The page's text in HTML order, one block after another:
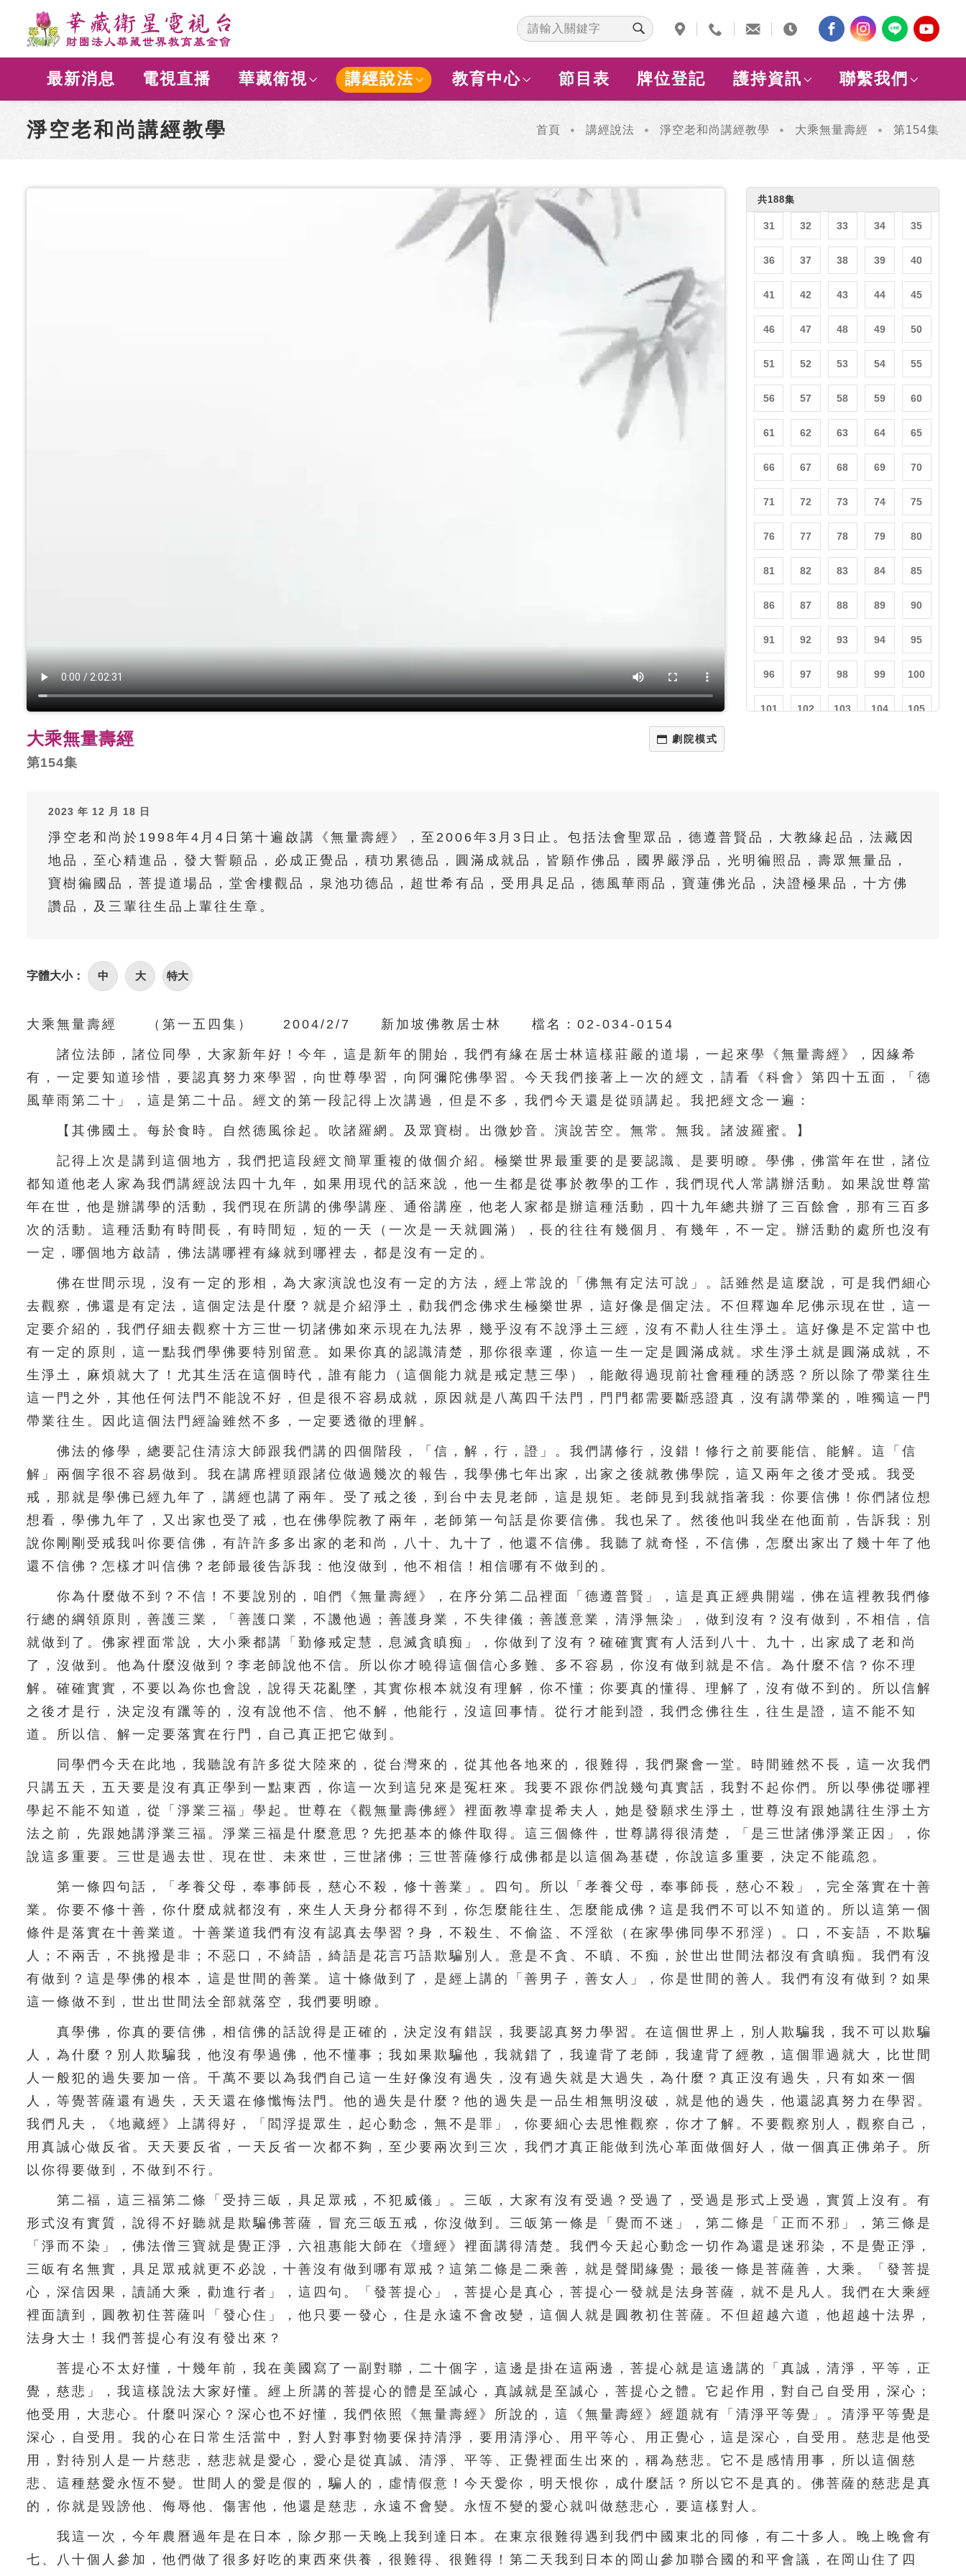
最新消息 電視直播 華藏衛視 講經說法 教育中心 節目表 牌位登記 護持資訊 聯繫我們
淨空老和尚講經教學 首頁 講經說法 淨空老和尚講經教學 大乘無量壽經 第154集
大乘無量壽經
第154集
共188集
3 5
11 12 13 14
16 17 18
31 32 33 34 35
36 37 38 39 40
41 42 43 44 45
46 47 48 49 50
51 52 53 54 55
56 57 58 59 60
61 62 63 64 65
66 67 68 69 70
71 72 73 74 75
76 77 78 79 80
81 82 83 84 85
86 87 88 89 90
91 92 93 94 95
96 97 98 99 100
101 102 103 104 105
121 122 123 124 125
126 127 128 129
151 152 153 154 155
161 162
166 167 168 169 170
171 172 173 174 175
176 177 178 179 180
2023 年 12 月 18 日
淨空老和尚於1998年4月4日第十遍啟講《無量壽經》，至2006年3月3日止。包括法會聖眾品，德遵普賢品，大教緣起品，法藏因
地品，至心精進品，發大誓願品，必成正覺品，積功累德品，圓滿成就品，皆願作佛品，國界嚴淨品，光明徧照品，壽眾無量品，
寶樹徧國品，菩提道場品，堂舍樓觀品，泉池功德品，超世希有品，受用具足品，德風華雨品，寶蓮佛光品，決證極果品，十方佛
讚品，及三輩往生品上輩往生章。
字體大小： 中 大 特大
大乘無量壽經 （第一五四集） 2004/2/7 新加坡佛教居士林 檔名：02-034-0154
諸位法師，諸位同學，大家新年好！今年，這是新年的開始，我們有緣在居士林這樣莊嚴的道場，一起來學《無量壽經》，因緣希
有，一定要知道珍惜，要認真努力來學習，向世尊學習，向阿彌陀佛學習。今天我們接著上一次的經文，請看《科會》第四十五面，「德
風華雨第二十」，這是第二十品。經文的第一段記得上次講過，但是不多，我們今天還是從頭講起。我把經文念一遍：
【其佛國土。每於食時。自然德風徐起。吹諸羅網。及眾寶樹。出微妙音。演說苦空。無常。無我。諸波羅蜜。】
記得上次是講到這個地方，我們把這段經文簡單重複的做個介紹。極樂世界最重要的是要認識、是要明瞭。學佛，佛當年在世，諸位
都知道他老人家為我們講經說法四十九年，如果用現代的話來說，他一生都是從事於教學的工作，我們現代人常講辦活動。如果說世尊當
年在世，他是辦講學的活動，我們現在所講的佛學講座、通俗講座，他老人家都是辦這種活動，四十九年總共辦了三百餘會，那有三百多
次的活動。這種活動有時間長，有時間短，短的一天（一次是一天就圓滿），長的往往有幾個月、有幾年，不一定。辦活動的處所也沒有
一定，哪個地方啟請，佛法講哪裡有緣就到哪裡去，都是沒有一定的。
佛在世間示現，沒有一定的形相，為大家演說也沒有一定的方法，經上常說的「佛無有定法可說」。話雖然是這麼說，可是我們細心
去觀察，佛還是有定法，這個定法是什麼？就是介紹淨土，勸我們念佛求生極樂世界，這好像是個定法。不但釋迦牟尼佛示現在世，這一
定要介紹的，我們仔細去觀察十方三世一切諸佛如來示現在九法界，幾乎沒有不說淨土三經，沒有不勸人往生淨土。這好像是不定當中也
有一定的原則，這一點我們學佛要特別留意。如果你真的認識清楚，那你很幸運，你這一生一定是圓滿成就。求生淨土就是圓滿成就，不
生淨土，麻煩就大了！尤其生活在這個時代，誰有能力（這個能力就是戒定慧三學），能敵得過現前社會種種的誘惑？所以除了帶業往生
這一門之外，其他任何法門不能說不好，但是很不容易成就，原因就是八萬四千法門，門門都需要斷惑證真，沒有講帶業的，唯獨這一門
帶業往生。因此這個法門經論雖然不多，一定要透徹的理解。
佛法的修學，總要記住清涼大師跟我們講的四個階段，「信，解，行，證」。我們講修行，沒錯！修行之前要能信、能解。這「信
解」兩個字很不容易做到。我在講席裡頭跟諸位做過幾次的報告，我學佛七年出家，出家之後就教佛學院，這又兩年之後才受戒。我受
戒，那就是學佛已經九年了，講經也講了兩年。受了戒之後，到台中去見老師，這是規矩。老師見到我就指著我：你要信佛！你們諸位想
想看，學佛九年了，又出家也受了戒，也在佛學院教了兩年，老師第一句話是你要信佛。我也呆了。然後他叫我坐在他面前，告訴我：別
說你剛剛受戒我叫你要信佛，有許許多多出家的老和尚，八十、九十了，他還不信佛。我聽了就奇怪，不信佛，怎麼出家出了幾十年了他
還不信佛？怎樣才叫信佛？老師最後告訴我：他沒做到，他不相信！相信哪有不做到的。
你為什麼做不到？不信！不要說別的，咱們《無量壽經》，在序分第二品裡面「德遵普賢」，這是真正經典開端，佛在這裡教我們修
行總的綱領原則，善護三業，「善護口業，不譏他過；善護身業，不失律儀；善護意業，清淨無染」，做到沒有？沒有做到，不相信，信
就做到了。佛家裡面常說，大小乘都講「勤修戒定慧，息滅貪瞋痴」，你做到了沒有？確確實實有人活到八十、九十，出家成了老和尚
了，沒做到。他為什麼沒做到？李老師說他不信。所以你才曉得這個信心多難、多不容易，你沒有做到就是不信。為什麼不信？你不理
解。確確實實，不要以為你也會說，說得天花亂墜，其實你根本就沒有理解，你不懂；你要真的懂得、理解了，沒有做不到的。所以信解
之後才是行，決定沒有躐等的，沒有說他不信、他不解，他能行，沒這回事情。從行才能到證，我們念佛往生，往生是證，這不能不知
道。所以信、解一定要落實在行門，自己真正把它做到。
同學們今天在此地，我聽說有許多從大陸來的，從台灣來的，從其他各地來的，很難得，我們聚會一堂。時間雖然不長，這一次我們
只講五天，五天要是沒有真正學到一點東西，你這一次到這兒來是冤枉來。我要不跟你們說幾句真實話，我對不起你們。所以學佛從哪裡
學起不能不知道，從「淨業三福」學起。世尊在《觀無量壽佛經》裡面教導韋提希夫人，她是發願求生淨土，世尊沒有跟她講往生淨土方
法之前，先跟她講淨業三福。淨業三福是什麼意思？先把基本的條件取得。這三個條件，世尊講得很清楚，「是三世諸佛淨業正因」，你
說這多重要。三世是過去世、現在世、未來世，三世諸佛；三世菩薩修行成佛都是以這個為基礎，你說這多重要，決定不能疏忽。
第一條四句話，「孝養父母，奉事師長，慈心不殺，修十善業」。四句。所以「孝養父母，奉事師長，慈心不殺」，完全落實在十善
業。你要不修十善，你什麼成就都沒有，來生人天身分都得不到，你怎麼能往生、怎麼能成佛？這是我們不可以不知道的。所以這第一個
條件是落實在十善業道。十善業道我們有沒有認真去學習？身，不殺生、不偷盜、不淫欲（在家學佛同學不邪淫）。口，不妄語，不欺騙
人；不兩舌，不挑撥是非；不惡口，不綺語，綺語是花言巧語欺騙別人。意是不貪、不瞋、不痴，於世出世間法都沒有貪瞋痴。我們有沒
有做到？這是學佛的根本，這是世間的善業。這十條做到了，是經上講的「善男子，善女人」，你是世間的善人。我們有沒有做到？如果
這一條做不到，世出世間法全部就落空，我們要明瞭。
真學佛，你真的要信佛，相信佛的話說得是正確的，決定沒有錯誤，我要認真努力學習。在這個世界上，別人欺騙我，我不可以欺騙
人，為什麼？別人欺騙我，他沒有學過佛，他不懂事；我如果欺騙他，我就錯了，我違背了老師，我違背了經教，這個罪過就大，比世間
人一般犯的過失要加一倍。千萬不要以為我們自己這一生好像沒有過失，沒有過失就是大過失，為什麼？真正沒有過失，只有如來一個
人，等覺菩薩還有過失，天天還在修懺悔法門。他的過失是什麼？他的過失是一品生相無明沒破，就是他的過失，他還認真努力在學習。
我們凡夫，《地藏經》上講得好，「閻浮提眾生，起心動念，無不是罪」，你要細心去思惟觀察，你才了解。不要觀察別人，觀察自己，
用真誠心做反省。天天要反省，一天反省一次都不夠，至少要兩次到三次，我們才真正能做到洗心革面做個好人，做一個真正佛弟子。所
以你得要做到，不做到不行。
第二福，這三福第二條「受持三皈，具足眾戒，不犯威儀」。三皈，大家有沒有受過？受過了，受過是形式上受過，實質上沒有。有
形式沒有實質，說得不好聽就是欺騙佛菩薩，冒充三皈五戒，你沒做到。三皈第一條是「覺而不迷」，第二條是「正而不邪」，第三條是
「淨而不染」，佛法僧三寶就是覺正淨，六祖惠能大師在《壇經》裡面講得清楚。我們今天起心動念一切作為還是迷邪染，不是覺正淨，
三皈有名無實，具足眾戒就更不必說，十善沒有做到哪有眾戒？這第二條是二乘善，就是聲聞緣覺；最後一條是菩薩善，大乘。「發菩提
心，深信因果，讀誦大乘，勸進行者」，這四句。「發菩提心」，菩提心是真心，菩提心一發就是法身菩薩，就不是凡人。我們在大乘經
裡面讀到，圓教初住菩薩叫「發心住」，他只要一發心，住是永遠不會改變，這個人就是圓教初住菩薩。不但超越六道，他超越十法界，
法身大士！我們菩提心有沒有發出來？
菩提心不太好懂，十幾年前，我在美國寫了一副對聯，二十個字，這邊是掛在這兩邊，菩提心就是這邊講的「真誠，清淨，平等，正
覺，慈悲」，我這樣說法大家好懂。經上所講的菩提心的體是至誠心，真誠就是至誠心，菩提心之體。它起作用，對自己自受用，深心；
他受用，大悲心。什麼叫深心？深心也不好懂，我們依照《無量壽經》所說的，這《無量壽經》經題就有「清淨平等覺」。清淨平等覺是
深心，自受用。我的心在日常生活當中，對人對事對物要保持清淨，要用清淨心、用平等心、用正覺心，這是深心，自受用。慈悲是他受
用，對待別人是一片慈悲，慈悲就是愛心，愛心是從真誠、清淨、平等、正覺裡面生出來的，稱為慈悲。它不是感情用事，所以這個慈
悲、這種慈愛永恆不變。世間人的愛是假的，騙人的，虛情假意！今天愛你，明天恨你，成什麼話？所以它不是真的。佛菩薩的慈悲是真
的，你就是毀謗他、侮辱他、傷害他，他還是慈悲，永遠不會變。永恆不變的愛心就叫做慈悲心，要這樣對人。
我這一次，今年農曆過年是在日本，除夕那一天晚上我到達日本。在東京很難得遇到我們中國東北的同修，有二十多人。晚上晚會有
七、八十個人參加，他們做了很多好吃的東西來供養，很難得、很難得！第二天我到日本的岡山參加聯合國的和平會議，在岡山住了四